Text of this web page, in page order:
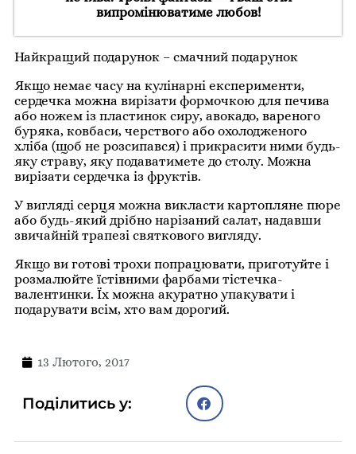
випромінюватиме любов!
Найкращий подарунок – смачний подарунок
Якщо немає часу на кулінарні експерименти,
сердечка можна вирізати формочкою для печива
або ножем із пластинок сиру, авокадо, вареного
буряка, ковбаси, черствого або охолодженого
хліба (щоб не розсипався) і прикрасити ними будь-
яку страву, яку подаватимете до столу. Можна
вирізати сердечка із фруктів.
У вигляді серця можна викласти картопляне пюре
або будь-який дрібно нарізаний салат, надавши
звичайній трапезі святкового вигляду.
Якщо ви готові трохи попрацювати, приготуйте і
розмалюйте їстівними фарбами тістечка-
валентинки. Їх можна акуратно упакувати і
подарувати всім, хто вам дорогий.
13 Лютого, 2017
Поділитись у: